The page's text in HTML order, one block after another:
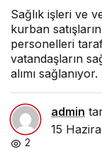
Sağlık işleri ve
kurban
personelleri
vatandaşların
alımı sağlanıyor.
admin
15
2